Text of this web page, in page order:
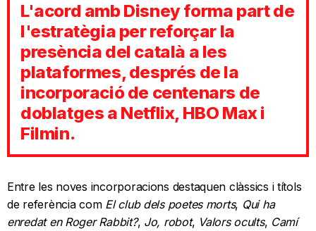
L'acord amb Disney forma part de
l'estratègia per reforçar la
presència del català a les
plataformes, després de la
incorporació de centenars de
doblatges a Netflix, HBO Max i
Filmin.
Entre les noves incorporacions destaquen clàssics i títols
de referència com El club dels poetes morts, Qui ha
enredat en Roger Rabbit?, Jo, robot, Valors ocults, Camí